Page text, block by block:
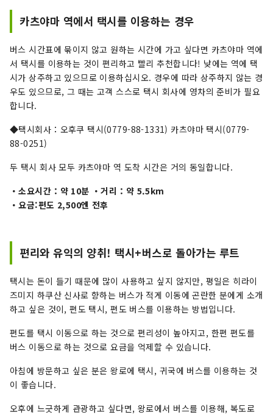
카츠야마 역에서 택시를 이용하는 경우
버스 시간표에 묶이지 않고 원하는 시간에 가고 싶다면 카츠야마 역에
서 택시를 이용하는 것이 편리하고 빨리 추천합니다! 낮에는 역에 택
시가 상주하고 있으므로 이용하십시오. 경우에 따라 상주하지 않는 경
우도 있으므로, 그 때는 고객 스스로 택시 회사에 영차의 준비가 필요
합니다.
◆택시회사：오후쿠 택시(0779-88-1331) 카츠야마 택시(0779-
88-0251)
두 택시 회사 모두 카츠야마 역 도착 시간은 거의 동일합니다.
・소요시간：약 10분 ・거리：약 5.5km
・요금:편도 2,500엔 전후
편리와 유익의 양취! 택시+버스로 돌아가는 루트
택시는 돈이 들기 때문에 많이 사용하고 싶지 않지만, 평일은 히라이
즈미지 하쿠산 신사로 향하는 버스가 적게 이동에 곤란한 분에게 소개
하고 싶은 것이, 편도 택시, 편도 버스를 이용하는 방법입니다.
편도를 택시 이동으로 하는 것으로 편리성이 높아지고, 한편 편도를
버스 이동으로 하는 것으로 요금을 억제할 수 있습니다.
아침에 방문하고 싶은 분은 왕로에 택시, 귀국에 버스를 이용하는 것
이 좋습니다.
오후에 느긋하게 관광하고 싶다면, 왕로에서 버스를 이용해, 복도로